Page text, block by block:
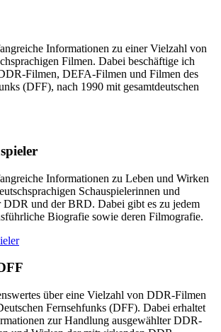
Informationen zu einer Vielzahl von
Filmen. Dabei beschäftige ich
Filmen, DEFA-Filmen und Filmen des
(DFF), nach 1990 mit gesamtdeutschen
Informationen zu Leben und Wirken
Schauspielerinnen und
DDR und der BRD. Dabei gibt es zu jedem
Biografie sowie deren Filmografie.
über eine Vielzahl von DDR-Filmen
Fernsehfunks (DFF). Dabei erhaltet
zur Handlung ausgewählter DDR-